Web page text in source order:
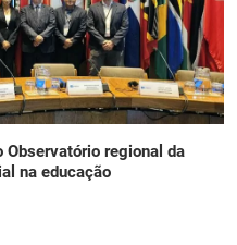
Observatório regional da
na educação